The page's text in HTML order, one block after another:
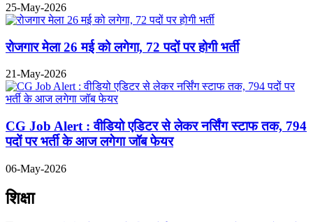
25-May-2026
रोजगार मेला 26 मई को लगेगा, 72 पदों पर होगी भर्ती
21-May-2026
CG Job Alert : वीडियो एडिटर से लेकर नर्सिंग स्टाफ तक, 794
पदों पर भर्ती के आज लगेगा जॉब फेयर
06-May-2026
शिक्षा